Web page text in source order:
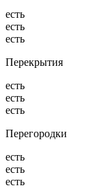
есть
есть
есть
Перекрытия
есть
есть
есть
Перегородки
есть
есть
есть